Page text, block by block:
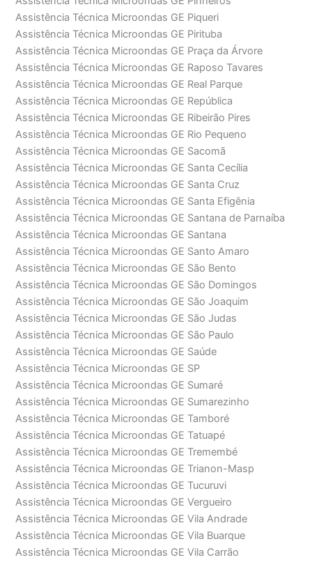
Assistência Técnica Microondas GE Piqueri
Assistência Técnica Microondas GE Pirituba
Assistência Técnica Microondas GE Praça da Árvore
Assistência Técnica Microondas GE Raposo Tavares
Assistência Técnica Microondas GE Real Parque
Assistência Técnica Microondas GE República
Assistência Técnica Microondas GE Ribeirão Pires
Assistência Técnica Microondas GE Rio Pequeno
Assistência Técnica Microondas GE Sacomã
Assistência Técnica Microondas GE Santa Cecília
Assistência Técnica Microondas GE Santa Cruz
Assistência Técnica Microondas GE Santa Efigênia
Assistência Técnica Microondas GE Santana de Parnaíba
Assistência Técnica Microondas GE Santana
Assistência Técnica Microondas GE Santo Amaro
Assistência Técnica Microondas GE São Bento
Assistência Técnica Microondas GE São Domingos
Assistência Técnica Microondas GE São Joaquim
Assistência Técnica Microondas GE São Judas
Assistência Técnica Microondas GE São Paulo
Assistência Técnica Microondas GE Saúde
Assistência Técnica Microondas GE SP
Assistência Técnica Microondas GE Sumaré
Assistência Técnica Microondas GE Sumarezinho
Assistência Técnica Microondas GE Tamboré
Assistência Técnica Microondas GE Tatuapé
Assistência Técnica Microondas GE Tremembé
Assistência Técnica Microondas GE Trianon-Masp
Assistência Técnica Microondas GE Tucuruvi
Assistência Técnica Microondas GE Vergueiro
Assistência Técnica Microondas GE Vila Andrade
Assistência Técnica Microondas GE Vila Buarque
Assistência Técnica Microondas GE Vila Carrão